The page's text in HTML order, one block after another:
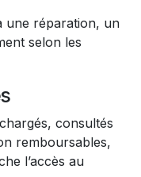
une réparation, un
selon les
consultés
remboursables,
l’accès au